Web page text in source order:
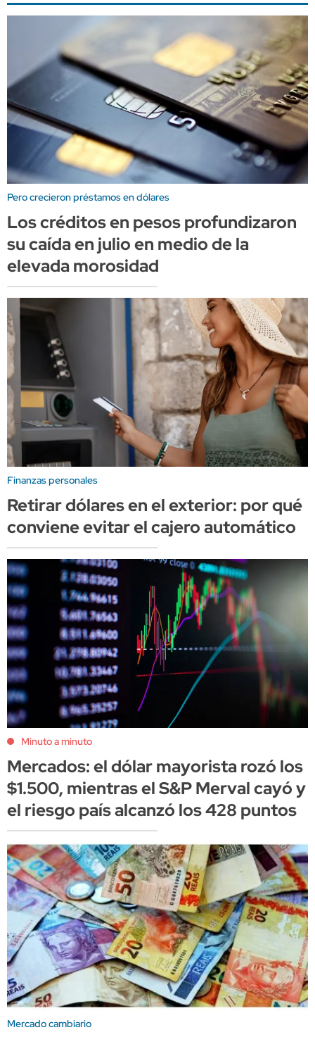
Pero crecieron préstamos en dólares
Los créditos en pesos profundizaron
su caída en julio en medio de la
elevada morosidad
Finanzas personales
Retirar dólares en el exterior: por qué
conviene evitar el cajero automático
Minuto a minuto
Mercados: el dólar mayorista rozó los
$1.500, mientras el S&P Merval cayó y
el riesgo país alcanzó los 428 puntos
Mercado cambiario